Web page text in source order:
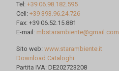
Tel: +39 06.98.182.595
Cell: +39 393.96.24.726
Fax: +39 06.52.15.881
E-mail: mbstarambiente@gmail.com
Sito web: www.starambiente.it
Download Cataloghi
Partita IVA: DE202723208